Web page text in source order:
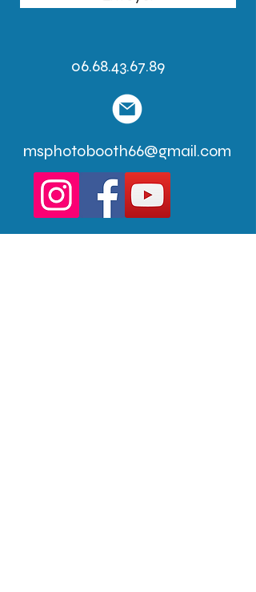
06.68.43.67.89
msphotobooth66@gmail.com